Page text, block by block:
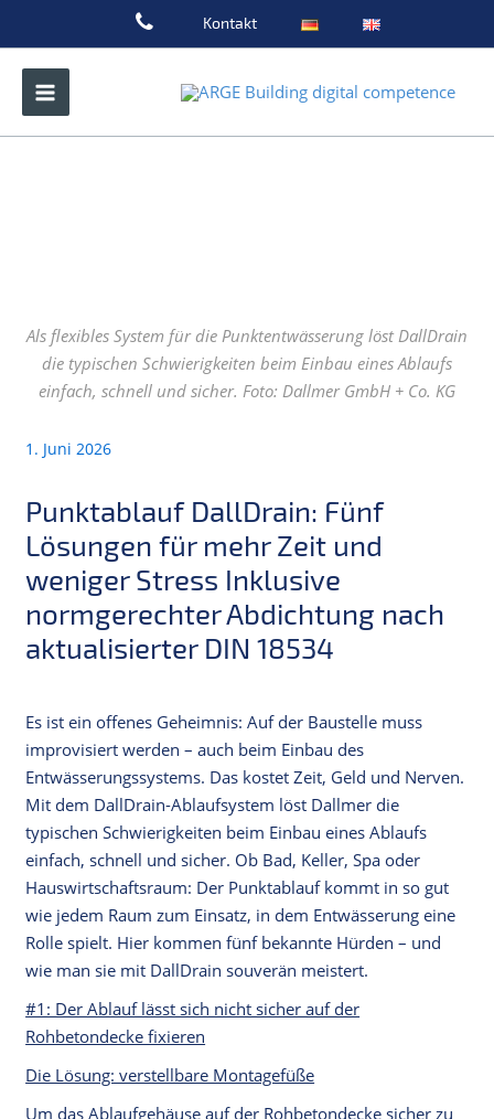
springen
Kontakt
Als flexibles System für die Punktentwässerung löst DallDrain
die typischen Schwierigkeiten beim Einbau eines Ablaufs
einfach, schnell und sicher. Foto: Dallmer GmbH + Co. KG
1. Juni 2026
Punktablauf DallDrain: Fünf
Lösungen für mehr Zeit und
weniger Stress Inklusive
normgerechter Abdichtung nach
aktualisierter DIN 18534
Es ist ein offenes Geheimnis: Auf der Baustelle muss
improvisiert werden – auch beim Einbau des
Entwässerungssystems. Das kostet Zeit, Geld und Nerven.
Mit dem DallDrain-Ablaufsystem löst Dallmer die
typischen Schwierigkeiten beim Einbau eines Ablaufs
einfach, schnell und sicher. Ob Bad, Keller, Spa oder
Hauswirtschaftsraum: Der Punktablauf kommt in so gut
wie jedem Raum zum Einsatz, in dem Entwässerung eine
Rolle spielt. Hier kommen fünf bekannte Hürden – und
wie man sie mit DallDrain souverän meistert.
#1: Der Ablauf lässt sich nicht sicher auf der
Rohbetondecke fixieren
Die Lösung: verstellbare Montagefüße
Um das Ablaufgehäuse auf der Rohbetondecke sicher zu